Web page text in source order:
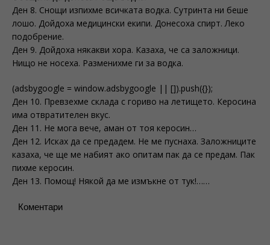
Ден 8. Снощи изпихме всичката водка. Сутринта ни беше
лошо. Дойдоха медицински екипи. Донесоха спирт. Леко
подобрение.
Ден 9. Дойдоха някакви хора. Казаха, че са заложници.
Нищо не носеха. Разменихме ги за водка.
(adsbygoogle = window.adsbygoogle || []).push({});
Ден 10. Превзехме склада с гориво на летището. Керосина
има отвратителен вкус.
Ден 11. Не мога вече, аман от тоя керосин…
Ден 12. Исках да се предадем. Не ме пуснаха. Заложниците
казаха, че ще ме набият ако опитам пак да се предам. Пак
пихме керосин.
Ден 13. Помощ! Някой да ме измъкне от тук!……
Коментари